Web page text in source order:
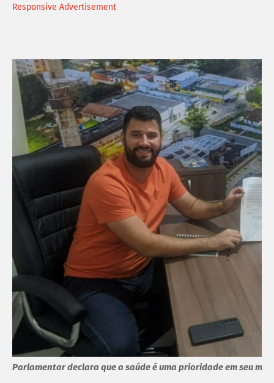
A
Responsive Advertisement
Parlamentar declara que a saúde é uma prioridade em seu